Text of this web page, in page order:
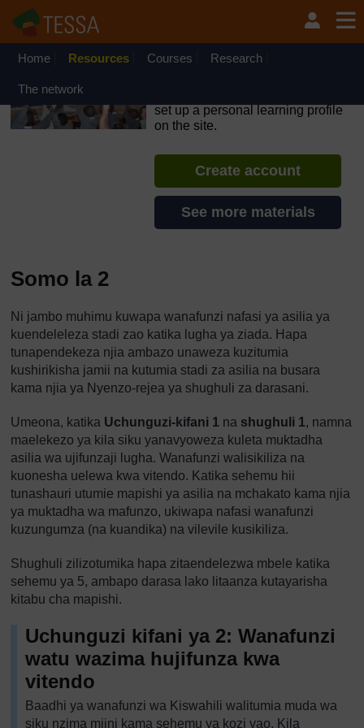
Ruka hadi kwa yaliyomo
OpenLearn Create will be unavailable on Wednesday 12
August 2026 from 8am to 10.30am (GMT) due to routine
Home Resources Courses Research
The network
set up a personal learning profile
on the site.
Create account
See more materials
Somo la 2
Ni jambo muhimu kuwapa wanafunzi nafasi ya asilia ya
kuendeleleza stadi zao katika lugha ya ziada. Hapa
tunapendekeza njia ambazo unaweza kuzitumia
kushirikisha jamii na kutumia stadi za asilia na busara
kama njia ya Nyenzo-rejea ya shughuli za darasani.
Umeona, katika Uchunguzi-kifani 1 na shughuli 1, namna
maelekezo ya kila siku yanavyoweza kuleta muktadha
asilia wa ujifunzaji lugha. Wanafunzi walisikiliza na
kuonesha uelewa kwa vitendo. Katika sehemu hii
tunashauri utumie mapishi ya asilia na mchakato kama njia
ya muktadha wa mafunzo, ukiwapa nafasi wanafunzi
kuzungumza (na kuandika) na vilevile kusikiliza.
Shughuli zilizotumika hapa zitaendelezwa mbele katika
sehemu ya 5, ambapo darasa lako litaanza kutayarisha
kitabu cha mapishi.
Uchunguzi kifani ya 2: Wanafunzi
watu wazima hujifunza kwa
vitendo
Baadhi ya wanafunzi wa Kiswahili walitumia muda wa
siku nzima mjini kama sehemu ya kozi yao. Kila